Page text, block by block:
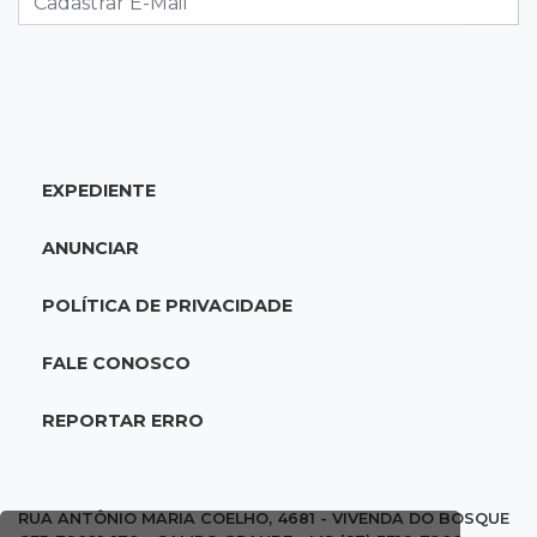
09:33Tráfico na fronteira
com 420 quilos de cocaína
Artesanato de MS entra em nova etapa da
nesta sexta-feira
EXPEDIENTE
ANUNCIAR
POLÍTICA DE PRIVACIDADE
FALE CONOSCO
REPORTAR ERRO
RUA ANTÔNIO MARIA COELHO, 4681 - VIVENDA DO BOSQUE